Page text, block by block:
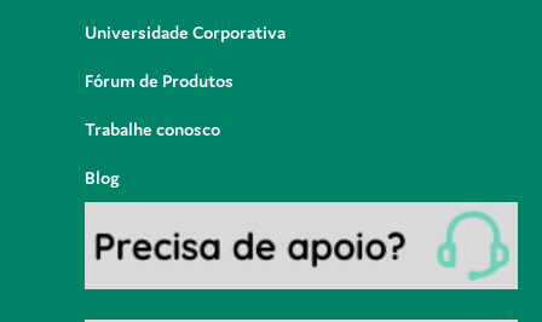
Universidade Corporativa
Fórum de Produtos
Trabalhe conosco
Blog